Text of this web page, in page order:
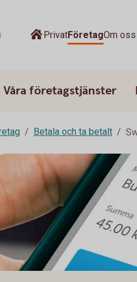
PrivatFöretagOm oss
Våra företagstjänster
Betala och ta betalt